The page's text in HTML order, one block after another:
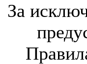
За